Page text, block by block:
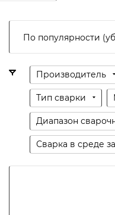
По популярности
Производитель
Тип сварки
Диапазон
Сварка в среде